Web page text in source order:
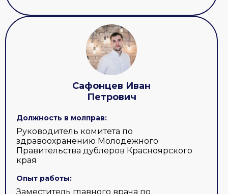
Сафонцев Иван
Петрович
Должность в молправ:
Руководитель комитета по
здравоохранению Молодежного
Правительства дублеров Красноярского
края
Опыт работы:
Заместитель главного врача по